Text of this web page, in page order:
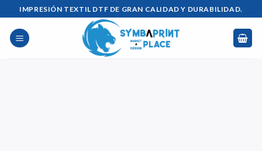
Saltar
al
contenido
IMPRESIÓN TEXTIL DTF DE GRAN CALIDAD Y DURABILIDAD.